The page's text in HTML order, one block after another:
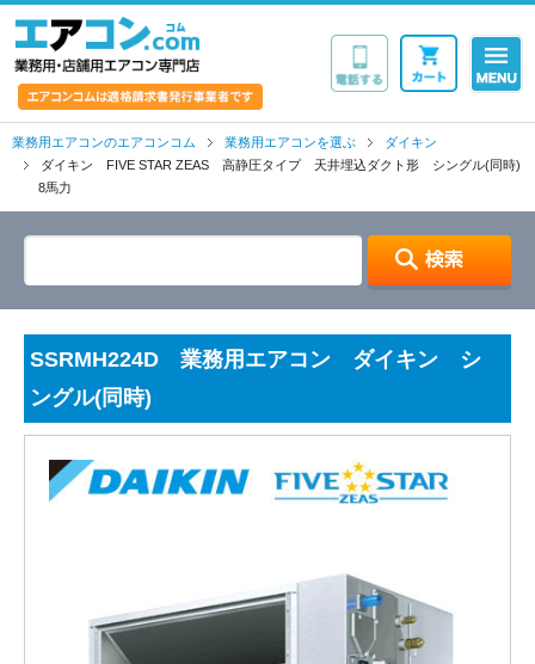
業務用エアコンのエアコンコム 業務用エアコンを選ぶ
ダイキン
ダイキン FIVE STAR ZEAS 高静圧タイプ 天井埋込ダクト形 シングル(同時)
8馬力
SSRMH224D 業務用エアコン ダイキン シ
ングル(同時)